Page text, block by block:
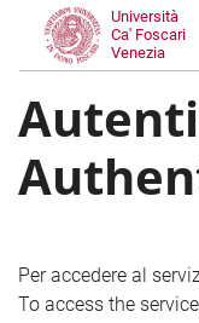
Università
Ca' Foscari
Venezia
Per accedere al
To access the